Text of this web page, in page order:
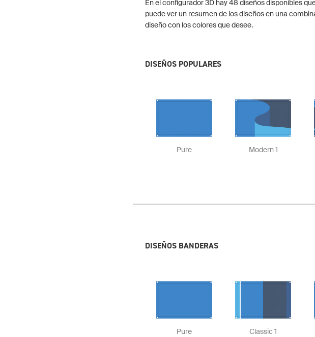
En el configurador 3D hay 48 diseños disponibles
puede ver un resumen de los diseños en una
diseño con los colores que desee.
DISEÑOS POPULARES
Pure Modern 1
DISEÑOS BANDERAS
Pure Classic 1